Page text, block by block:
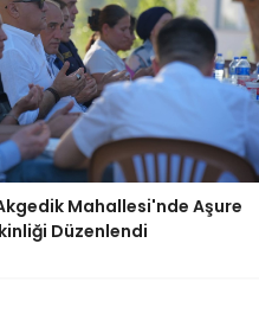
Mahallesi'nde Aşure
Düzenlendi